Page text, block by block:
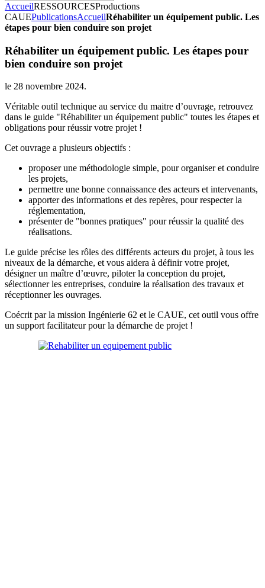
AccueilRESSOURCESProductions
CAUEPublicationsAccueilRéhabiliter un équipement public. Les
étapes pour bien conduire son projet
Réhabiliter un équipement public. Les étapes pour
bien conduire son projet
le 28 novembre 2024.
Véritable outil technique au service du maitre d’ouvrage, retrouvez
dans le guide "Réhabiliter un équipement public" toutes les étapes et
obligations pour réussir votre projet !
Cet ouvrage a plusieurs objectifs :
proposer une méthodologie simple, pour organiser et conduire
les projets,
permettre une bonne connaissance des acteurs et intervenants,
apporter des informations et des repères, pour respecter la
réglementation,
présenter de "bonnes pratiques" pour réussir la qualité des
réalisations.
Le guide précise les rôles des différents acteurs du projet, à tous les
niveaux de la démarche, et vous aidera à définir votre projet,
désigner un maître d’œuvre, piloter la conception du projet,
sélectionner les entreprises, conduire la réalisation des travaux et
réceptionner les ouvrages.
Coécrit par la mission Ingénierie 62 et le CAUE, cet outil vous offre
un support facilitateur pour la démarche de projet !